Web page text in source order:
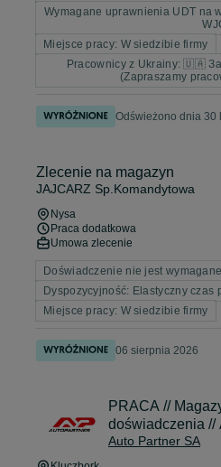
Wymagane uprawnienia UDT na
Miejsce pracy: W siedzibie firmy
Pracownicy z Ukrainy: 🇺🇦
(Zapraszamy
Odświeżono dnia 30
Zlecenie na magazyn
JAJCARZ Sp.Komandytowa
Nysa
Praca dodatkowa
Umowa zlecenie
Doświadczenie nie jest wymagane
Dyspozycyjność: Elastyczny czas
Miejsce pracy: W siedzibie firmy
06 sierpnia 2026
PRACA //
doświadczenia //
Auto Partner SA